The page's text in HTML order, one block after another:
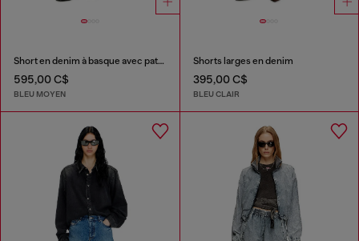
Short en denim à basque avec patchs effet ombre
595,00 C$
BLEU MOYEN
Shorts larges en denim
395,00 C$
BLEU CLAIR